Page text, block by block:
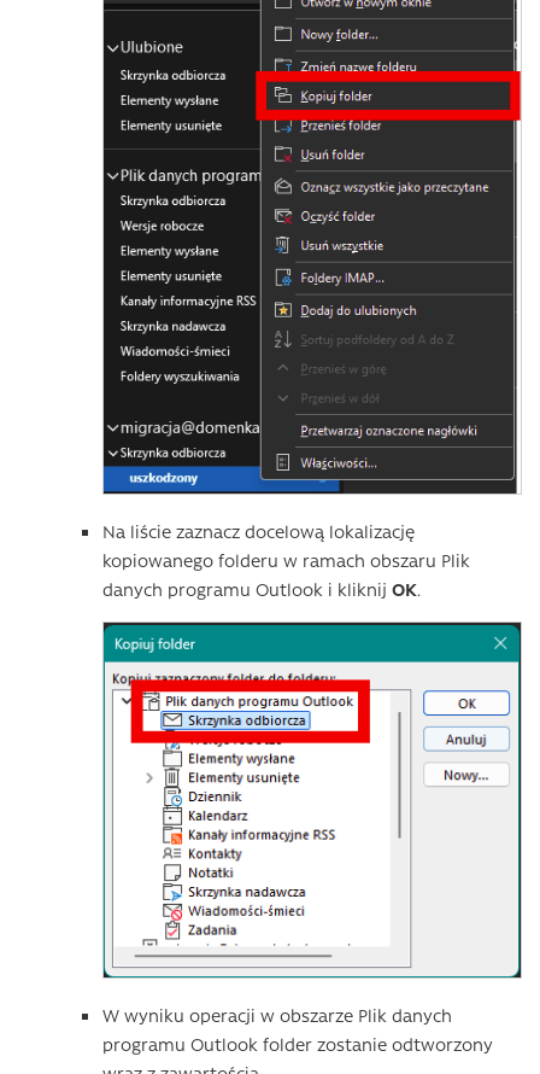
Na liście zaznacz docelową lokalizację
kopiowanego folderu w ramach obszaru Plik
danych programu Outlook i kliknij OK.
W wyniku operacji w obszarze Plik danych
programu Outlook folder zostanie odtworzony